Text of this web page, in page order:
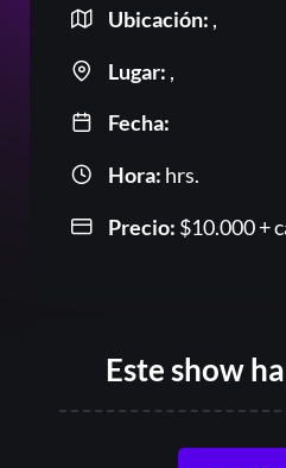
Ubicación: ,
Lugar: ,
Fecha:
Hora: hrs.
Precio: $10.000+
Este show
Or